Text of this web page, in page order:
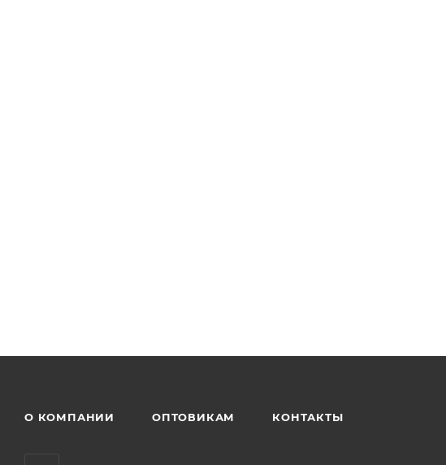
О КОМПАНИИ ОПТОВИКАМ КОНТАКТЫ